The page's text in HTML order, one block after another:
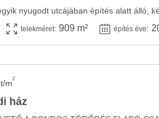
nyugodt utcájában építés alatt álló,
telekméret: 909 m² építés éve:
m2
ház